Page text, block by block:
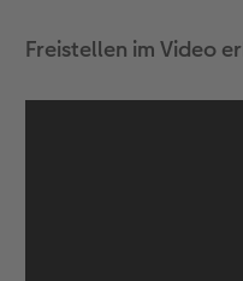
Anschließend können
Freistellen im Video